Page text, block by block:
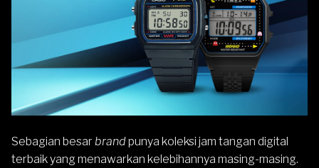
Sebagian besar brandpunya koleksi jam tangan digital
terbaik yang menawarkan kelebihannya masing-masing.